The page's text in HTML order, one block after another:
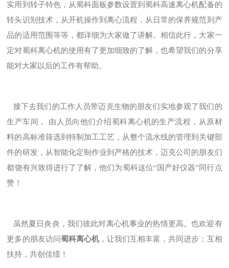
实用到转子特色，从蜀科面板参数设置到蜀科高速离心机配备的
转头识别技术，从开机操作到离心流程，从日常的保养规范到产
品的适用范围等等，都详细为大家做了讲解。相信此行，大家一
定对蜀科离心机的使用有了更加细致的了解，也希望我们的分享
能对大家以后的工作有帮助。
接下去我们的工作人员带迈克生物的朋友们实地参观了我们的
生产车间， 由人员向他们介绍蜀科离心机的生产流程，从原材
料的高标准筛选到特制加工工艺，从整个流水线的管理到关键部
件的研发，从智能化定制作业到严格的技术，迈克公司的朋友们
都饶有兴致得进行了了解，他们为蜀科这位“国产好仪器”同行点
赞！
虽然夏日炎炎，我们彼此对离心机事业的热情更高。也欢迎有
更多的朋友访问蜀科离心机，让我们互相丰富，共同进步；互相
扶持，共创佳绩！